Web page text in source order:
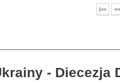
|<< <<
- Diecezja